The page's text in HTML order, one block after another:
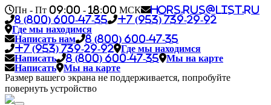
Пн - Пт 09:00 - 18:00 МСК
hors.rus@list.ru
8 (800) 600-47-35
+7 (953) 739-29-92
Где мы находимся
Написать нам
8 (800) 600-47-35
+7 (953) 739-29-92
Где мы находимся
Написать
8 (800) 600-47-35
Мы на карте
Написать
Мы на карте
Размер вашего экрана не поддерживается, попробуйте
повернуть устройство